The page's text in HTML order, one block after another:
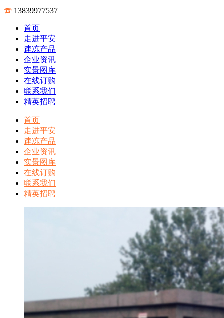
13839977537
首页
走进平安
速冻产品
企业资讯
实景图库
在线订购
联系我们
精英招聘
首页
走进平安
速冻产品
企业资讯
实景图库
在线订购
联系我们
精英招聘